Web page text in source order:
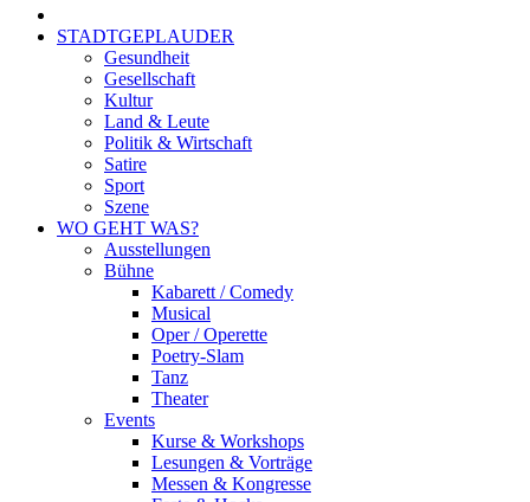
STADTGEPLAUDER
Gesundheit
Gesellschaft
Kultur
Land & Leute
Politik & Wirtschaft
Satire
Sport
Szene
WO GEHT WAS?
Ausstellungen
Bühne
Kabarett / Comedy
Musical
Oper / Operette
Poetry-Slam
Tanz
Theater
Events
Kurse & Workshops
Lesungen & Vorträge
Messen & Kongresse